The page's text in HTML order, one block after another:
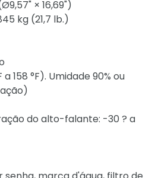
× 16,69")
kg (21,7 lb.)
158 °F). Umidade 90% ou
do alto-falante: -30 ? a